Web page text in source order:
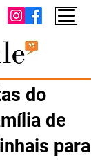
do
de
para